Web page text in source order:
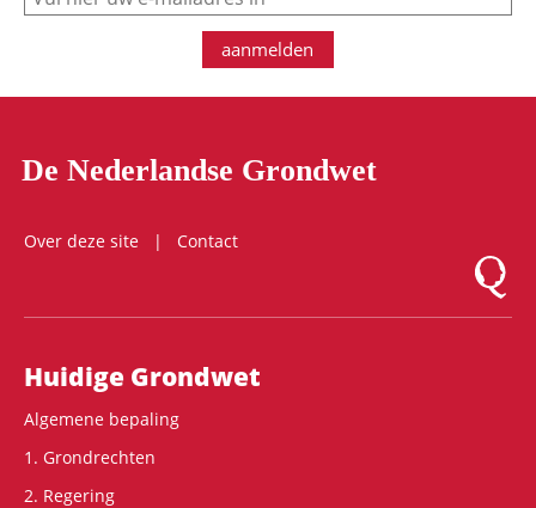
aanmelden
De Nederlandse Grondwet
Over deze site
Contact
Logo
Hoofdnavigatie
Huidige Grondwet
Algemene bepaling
1. Grondrechten
2. Regering